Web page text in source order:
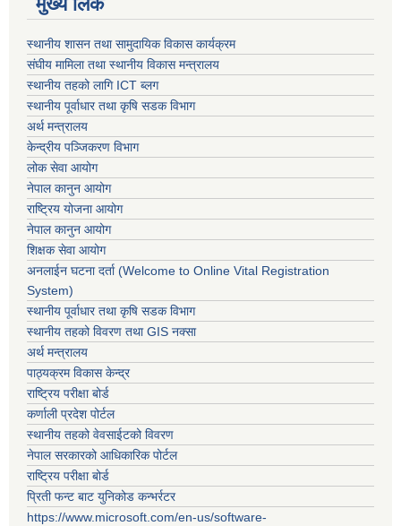
स्थानीय शासन तथा सामुदायिक विकास कार्यक्रम
संघीय मामिला तथा स्थानीय विकास मन्त्रालय
स्थानीय तहको लागि ICT ब्लग
स्थानीय पूर्वाधार तथा कृषि सडक विभाग
अर्थ मन्त्रालय
केन्द्रीय पञ्जिकरण विभाग
लोक सेवा आयोग
नेपाल कानुन आयोग
राष्ट्रिय योजना आयोग
नेपाल कानुन आयोग
शिक्षक सेवा आयोग
अनलाईन घटना दर्ता (Welcome to Online Vital Registration
System)
स्थानीय पूर्वाधार तथा कृषि सडक विभाग
स्थानीय तहको विवरण तथा GIS नक्सा
अर्थ मन्त्रालय
पाठ्यक्रम विकास केन्द्र
राष्ट्रिय परीक्षा बोर्ड
कर्णाली प्रदेश पोर्टल
स्थानीय तहको वेवसाईटको विवरण
नेपाल सरकारको आधिकारिक पोर्टल
राष्ट्रिय परीक्षा बोर्ड
प्रिती फन्ट बाट युनिकोड कन्भर्रटर
https://www.microsoft.com/en-us/software-